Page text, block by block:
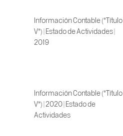
Información Contable (*Título
V*) | Estado de Actividades |
2019
Información Contable (*Título
V*) | 2020 | Estado de
Actividades